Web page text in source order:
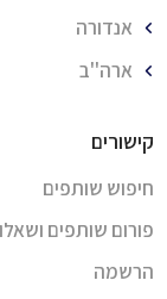
אנדורה
ארה''ב
קישורים
חיפוש שותפים
פורום שותפים
הרשמה